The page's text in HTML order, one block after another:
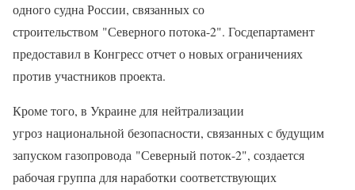
одного судна России, связанных со
строительством "Северного потока-2". Госдепартамент
предоставил в Конгресс отчет о новых ограничениях
против участников проекта.
Кроме того, в Украине для нейтрализации
угроз национальной безопасности, связанных с будущим
запуском газопровода "Северный поток-2", создается
рабочая группа для наработки соответствующих